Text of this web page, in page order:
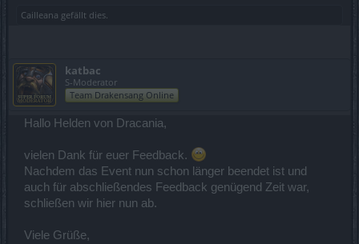
Cailleana gefällt dies.
katbac
S-Moderator
Team Drakensang Online
Hallo Helden von Dracania,
vielen Dank für euer Feedback.
Nachdem das Event nun schon länger beendet ist und
auch für abschließendes Feedback genügend Zeit war,
schließen wir hier nun ab.
Viele Grüße,